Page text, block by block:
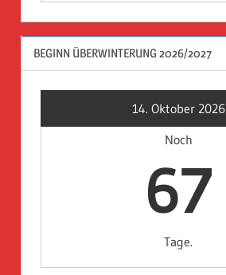
BEGINN ÜBERWINTERUNG 2026/2027
14. Oktober 2026
Noch
67
Tage.